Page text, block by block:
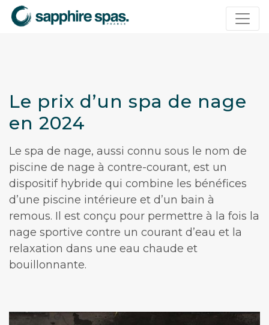
Le prix d’un spa de nage
en 2024
Le spa de nage, aussi connu sous le nom de
piscine de nage à contre-courant, est un
dispositif hybride qui combine les bénéfices
d’une piscine intérieure et d’un bain à
remous. Il est conçu pour permettre à la fois la
nage sportive contre un courant d’eau et la
relaxation dans une eau chaude et
bouillonnante.
Panneau de gestion des cookies